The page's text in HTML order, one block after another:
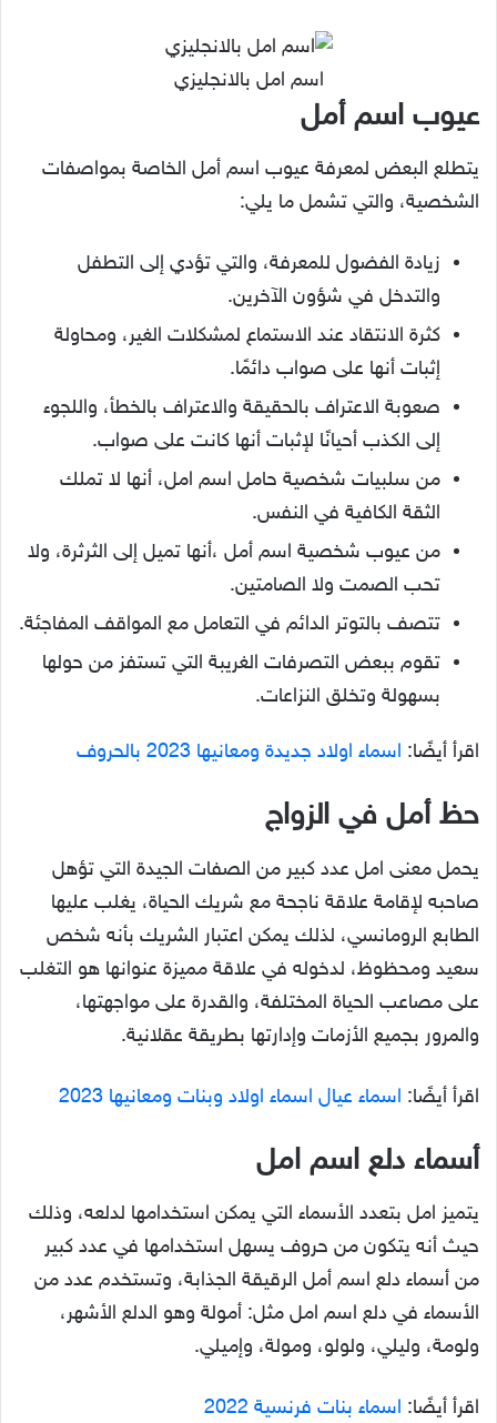
اسم امل بالانجليزي
عيوب اسم أمل
يتطلع البعض لمعرفة عيوب اسم أمل الخاصة بمواصفات
الشخصية، والتي تشمل ما يلي:
زيادة الفضول للمعرفة، والتي تؤدي إلى التطفل
والتدخل في شؤون الآخرين.
كثرة الانتقاد عند الاستماع لمشكلات الغير، ومحاولة
إثبات أنها على صواب دائمًا.
صعوبة الاعتراف بالحقيقة والاعتراف بالخطأ، واللجوء
إلى الكذب أحيانًا لإثبات أنها كانت على صواب.
من سلبيات شخصية حامل اسم امل، أنها لا تملك
الثقة الكافية في النفس.
من عيوب شخصية اسم أمل ،أنها تميل إلى الثرثرة، ولا
تحب الصمت ولا الصامتين.
تتصف بالتوتر الدائم في التعامل مع المواقف المفاجئة.
تقوم ببعض التصرفات الغريبة التي تستفز من حولها
بسهولة وتخلق النزاعات.
اقرأ أيضًا: اسماء اولاد جديدة ومعانيها 2023 بالحروف
حظ أمل في الزواج
يحمل معنى امل عدد كبير من الصفات الجيدة التي تؤهل
صاحبه لإقامة علاقة ناجحة مع شريك الحياة، يغلب عليها
الطابع الرومانسي، لذلك يمكن اعتبار الشريك بأنه شخص
سعيد ومحظوظ، لدخوله في علاقة مميزة عنوانها هو التغلب
على مصاعب الحياة المختلفة، والقدرة على مواجهتها،
والمرور بجميع الأزمات وإدارتها بطريقة عقلانية.
اقرأ أيضًا: اسماء عيال اسماء اولاد وبنات ومعانيها 2023
أسماء دلع اسم امل
يتميز امل بتعدد الأسماء التي يمكن استخدامها لدلعه، وذلك
حيث أنه يتكون من حروف يسهل استخدامها في عدد كبير
من أسماء دلع اسم أمل الرقيقة الجذابة، وتستخدم عدد من
الأسماء في دلع اسم امل مثل: أمولة وهو الدلع الأشهر،
ولومة، وليلي، ولولو، ومولة، وإميلي.
اقرأ أيضًا: اسماء بنات فرنسية 2022